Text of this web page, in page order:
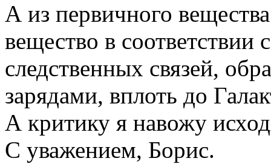
А из первичного
вещество в
следственных связей,
зарядами, вплоть до
А критику я навожу
С уважением, Борис.